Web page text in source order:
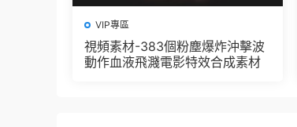
VIP專區
視頻素材-383個粉塵爆炸沖擊波
動作血液飛濺電影特效合成素材